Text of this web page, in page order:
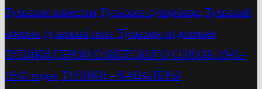
Тульские известия Тульские суворовцы Тульский
кремль тульский поэт Тульское отделение
ТУЛЯКИ ГЕРОИ СОВЕТСКОГО СОЮЗА 1941–
1942 годов ТУЛЯКИ – КАВАЛЕРЫ